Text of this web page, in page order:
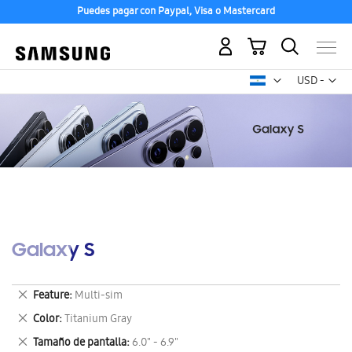
Puedes pagar con Paypal, Visa o Mastercard
USD -
dólar
Mi carrito
Galaxy S
Feature Multi-sim
Eliminar
este
artículo
Color Titanium Gray
Eliminar
este
Tamaño de pantalla 6.0" - 6.9"
Eliminar